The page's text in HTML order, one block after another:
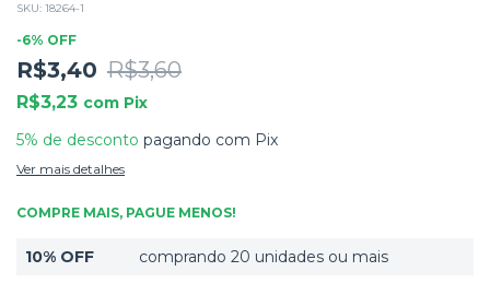
SKU: 18264-1
-6% OFF
R$3,40 R$3,60
R$3,23 com Pix
5% de desconto pagando com Pix
Ver mais detalhes
COMPRE MAIS, PAGUE MENOS!
10% OFF
comprando 20 unidades ou mais